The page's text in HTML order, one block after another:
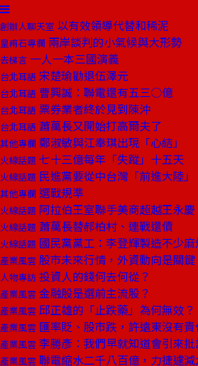
創辦人聊天室 以有效領導代替和稀泥
皇甫石專欄 兩岸談判的小氣候與大形勢
去梯言 一人一本三國演義
台北耳語 宋楚瑜勸退伍澤元
台北耳語 曹興誠：聯電還有五三○億
台北耳語 票券業者終於見到陳沖
台北耳語 蕭萬長又開始打高爾夫了
其他專欄 鄭淑敏與江奉琪出現「心結」
火線話題 七十三億每年「失蹤」十五天
火線話題 民進黨要從中台灣「前進大陸」
其他專欄 選戰規準
火線話題 阿拉伯王室聯手美商超越王永慶
火線話題 蕭萬長替郝柏村、連戰還債
火線話題 國民黨黨工：李登輝製造不少麻
產業風雲 股市未來行情，外資動向是關鍵
人物專訪 投資人的錢何去何從？
產業風雲 金融股是選前主流股？
產業風雲 邱正雄的「止跌藥」為何無效？
產業風雲 匯率貶、股市跌，許遠東沒有責
產業風雲 李勝彥：我們早就知道會引來
產業風雲 聯電縮水二千八百億，力捷遽